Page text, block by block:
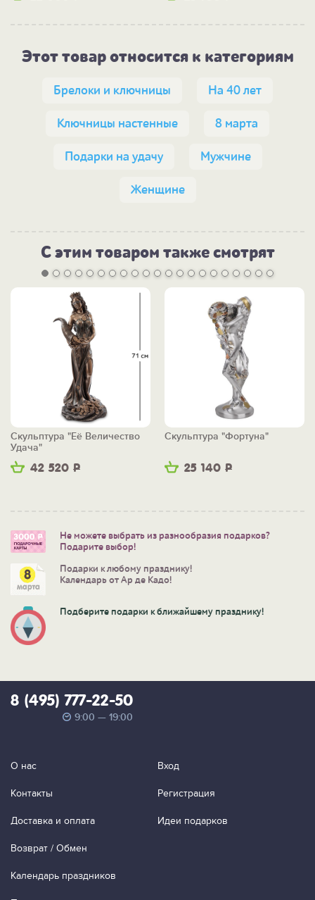
Этот товар относится к категориям
Брелоки и ключницы На 40 лет
Ключницы настенные 8 марта
Подарки на удачу Мужчине
Женщине
С этим товаром также смотрят
42 520 Р
Скульптура "Её Величество
Удача"
25 140 Р
Скульптура "Фортуна"
Не можете выбрать из разнообразия подарков?
Подарите выбор!
Подарки к любому празднику!
Календарь от Ар де Кадо!
Подберите подарки к ближайшему празднику!
8 (495) 777-22-50
9:00 — 19:00
О нас
Контакты
Доставка и оплата
Возврат / Обмен
Календарь праздников
Вход
Регистрация
Идеи подарков